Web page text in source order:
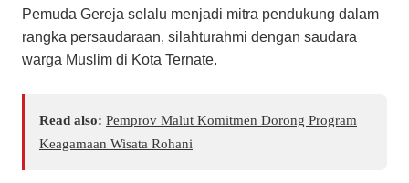
Pemuda Gereja selalu menjadi mitra pendukung dalam
rangka persaudaraan, silahturahmi dengan saudara
warga Muslim di Kota Ternate.
Read also: Pemprov Malut Komitmen Dorong Program
Keagamaan Wisata Rohani